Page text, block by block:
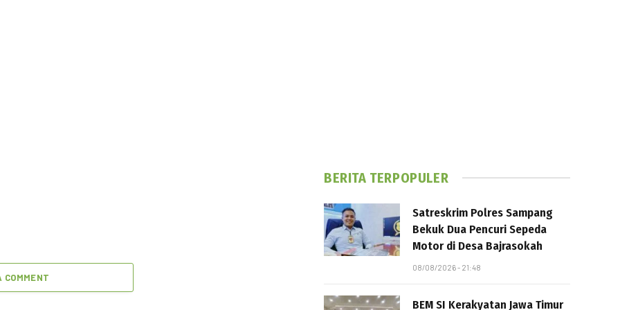
COMMENT
BERITA TERPOPULER
Satreskrim Polres Sampang
Bekuk Dua Pencuri Sepeda
Motor di Desa Bajrasokah
08/08/2026 - 21:48
BEM SI Kerakyatan Jawa Timur